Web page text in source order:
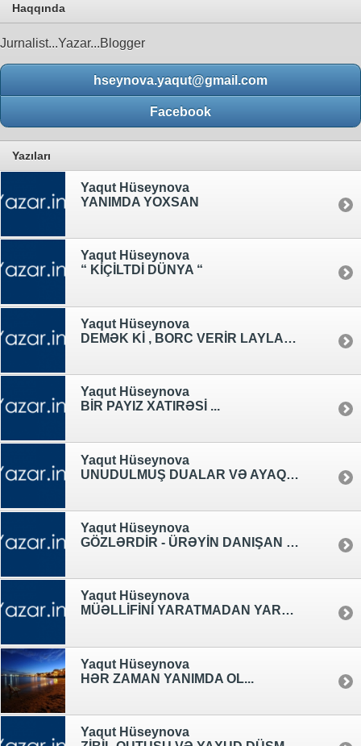
Haqqında
Jurnalist...Yazar...Blogger
hseynova.yaqut@gmail.com
Facebook
Yazıları
Yaqut Hüseynova
YANIMDA YOXSAN
Yaqut Hüseynova
“ KİÇİLTDİ DÜNYA “
Yaqut Hüseynova
DEMƏK Kİ , BORC VERİR LAYLANI ANA !
Yaqut Hüseynova
BİR PAYIZ XATIRƏSİ ...
Yaqut Hüseynova
UNUDULMUŞ DUALAR VƏ AYAQ SƏSLƏRİ
Yaqut Hüseynova
GÖZLƏRDİR - ÜRƏYİN DANIŞAN DİLİ!
Yaqut Hüseynova
MÜƏLLİFİNİ YARATMADAN YARANAN
Yaqut Hüseynova
HƏR ZAMAN YANIMDA OL...
Yaqut Hüseynova